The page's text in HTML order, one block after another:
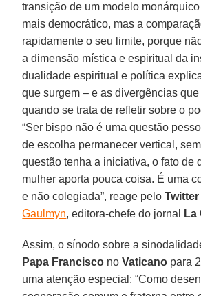
transição de um modelo
mais democrático, mas a
rapidamente o seu limite, porque
a dimensão mística e espiritual da
dualidade espiritual e política
que surgem – e as divergências
quando se trata de refletir sobre o
“Ser bispo não é uma questão
de escolha permanecer vertical,
questão tenha a iniciativa, o fato de
mulher aporta pouca coisa. É uma
e não colegiada”, reage peloTwitter
Gaulmyn, editora-chefe do jornal La
Assim, o sínodo sobre a
Papa Francisco noVaticano para
uma atenção especial: “Como